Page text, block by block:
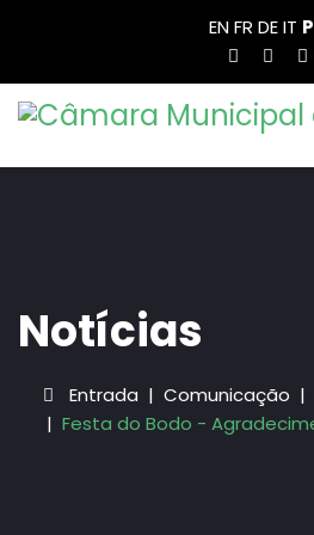
ENFR DEIT
Notícias
Entrada Comunicação
Festa do Bodo -